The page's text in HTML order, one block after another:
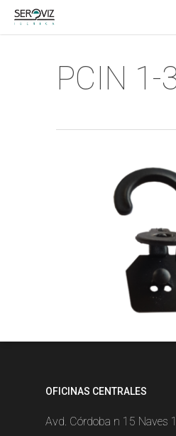
Skip
PCIN 1-
OFICINAS CENTRALES
Avd. Córdoba n 15 Naves